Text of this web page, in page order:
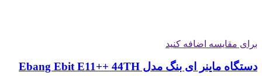
برای مقایسه اضافه کنید
دستگاه ماینر ای بنگ مدل Ebang Ebit E11++ 44TH